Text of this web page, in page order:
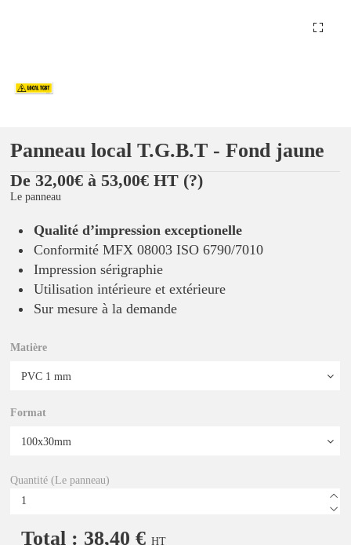
Panneau local T.G.B.T - Fond jaune
De 32,00€ à 53,00€ HT (?)
Le panneau
Qualité d’impression exceptionelle
Conformité MFX 08003 ISO 6790/7010
Impression sérigraphie
Utilisation intérieure et extérieure
Sur mesure à la demande
Matière
Format
Quantité (Le panneau)
Total : 38,40 € HT